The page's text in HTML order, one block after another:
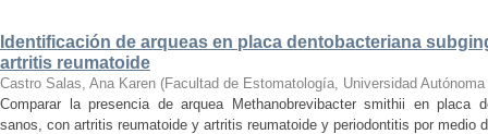
Identificación de arqueas en placa dentobacteriana
artritis reumatoide
Castro Salas, Ana Karen (Facultad de Estomatología, Universidad
Comparar la presencia de arquea Methanobrevibacter smithii en placa
sanos, con artritis reumatoide y artritis reumatoide y periodontitis por medio